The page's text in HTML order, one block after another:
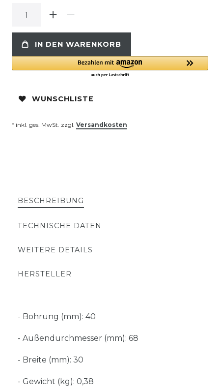
IN DEN WARENKORB
WUNSCHLISTE
* inkl. ges. MwSt. zzgl. Versandkosten
BESCHREIBUNG
TECHNISCHE DATEN
WEITERE DETAILS
HERSTELLER
- Bohrung (mm): 40
- Außendurchmesser (mm): 68
- Breite (mm): 30
- Gewicht (kg): 0,38